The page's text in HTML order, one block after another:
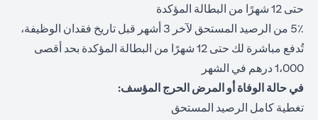
حتى 12 شهرًا من البطالة المؤكدة
5٪ من الرصيد المستحق لآخر 3 أشهر قبل تاريخ فقدان الوظيفة،
تُدفع مباشرة لك حتى 12 شهرًا من البطالة المؤكدة بحد أقصى
1،000 درهم في الشهر
في حالة الوفاة أو المرض الحرج المؤسف:
تغطية كامل الرصيد المستحق